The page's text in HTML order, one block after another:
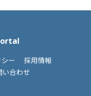
ー
採用情報
い合わせ